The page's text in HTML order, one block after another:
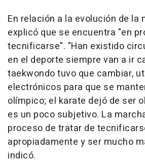
En relación a la evolución de la
explicó que se encuentra "en
tecnificarse". "Han existido
en el deporte siempre van a ir
taekwondo tuvo que cambiar,
electrónicos para que se
olímpico; el karate dejó de ser
es un poco subjetivo. La
proceso de tratar de
apropiadamente y ser mucho
indicó.